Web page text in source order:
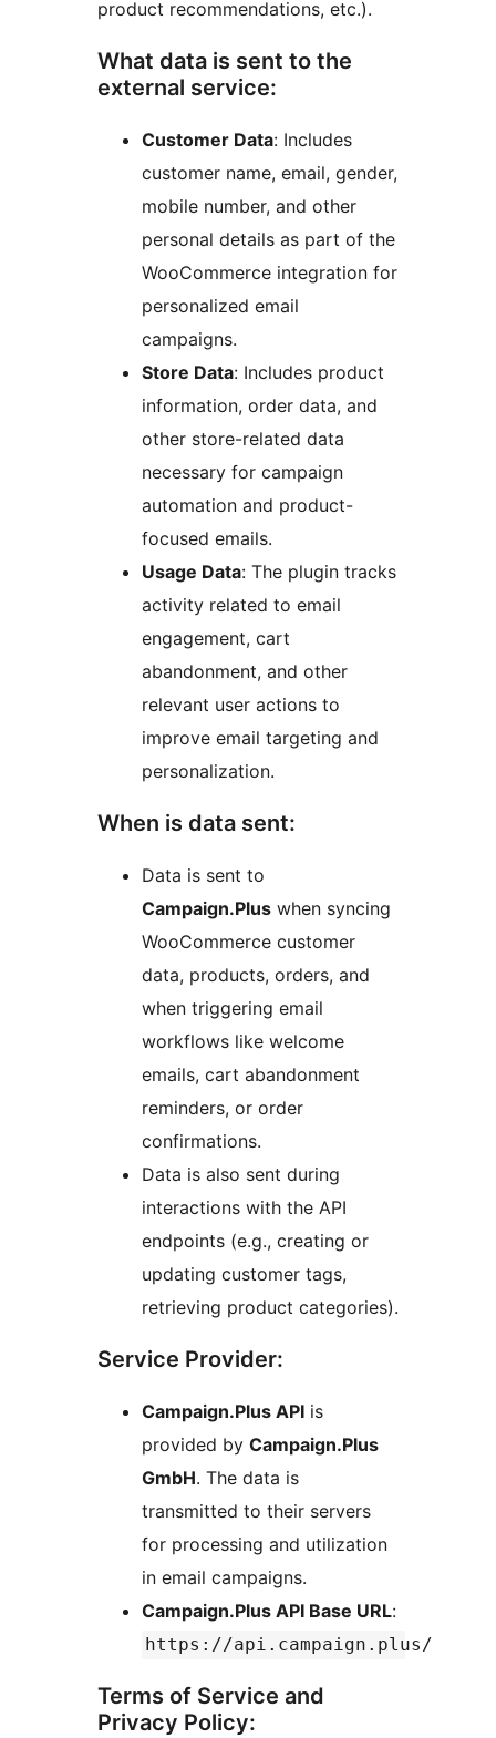
product recommendations, etc.).
What data is sent to the
external service:
Customer Data: Includes
customer name, email, gender,
mobile number, and other
personal details as part of the
WooCommerce integration for
personalized email
campaigns.
Store Data: Includes product
information, order data, and
other store-related data
necessary for campaign
automation and product-
focused emails.
Usage Data: The plugin tracks
activity related to email
engagement, cart
abandonment, and other
relevant user actions to
improve email targeting and
personalization.
When is data sent:
Data is sent to
Campaign.Plus when syncing
WooCommerce customer
data, products, orders, and
when triggering email
workflows like welcome
emails, cart abandonment
reminders, or order
confirmations.
Data is also sent during
interactions with the API
endpoints (e.g., creating or
updating customer tags,
retrieving product categories).
Service Provider:
Campaign.Plus API is
provided by Campaign.Plus
GmbH. The data is
transmitted to their servers
for processing and utilization
in email campaigns.
Campaign.Plus API Base URL:
https://api.campaign.plus/
Terms of Service and
Privacy Policy: